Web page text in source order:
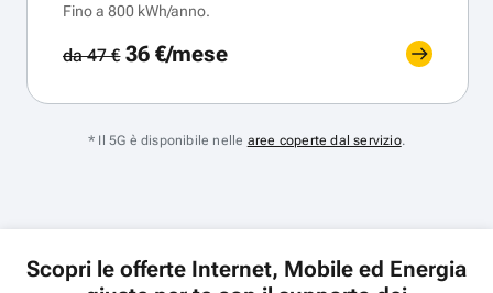
Fino a 800 kWh/anno.
da 47 €36 €/mese
* Il 5G è disponibile nelle aree coperte dal servizio.
Scopri le offerte Internet, Mobile ed Energia